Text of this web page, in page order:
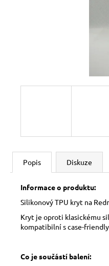
Popis Diskuze
Informace o produktu:
Silikonový TPU kryt na
Kryt je oproti klasickému
kompatibilní s case-
Co je součástí balení: